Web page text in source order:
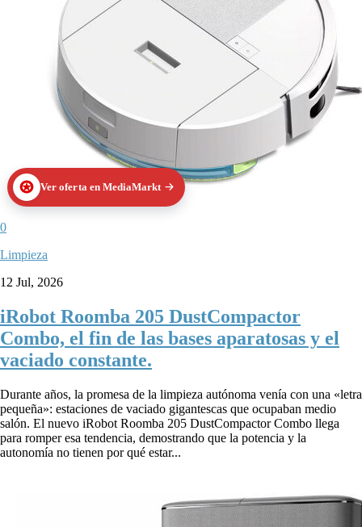
Ver oferta en MediaMarkt
0
Limpieza
12 Jul, 2026
iRobot Roomba 205 DustCompactor
Combo, el fin de las bases aparatosas y el
vaciado constante.
Durante años, la promesa de la limpieza autónoma venía con una «letra
pequeña»: estaciones de vaciado gigantescas que ocupaban medio
salón. El nuevo iRobot Roomba 205 DustCompactor Combo llega
para romper esa tendencia, demostrando que la potencia y la
autonomía no tienen por qué estar...